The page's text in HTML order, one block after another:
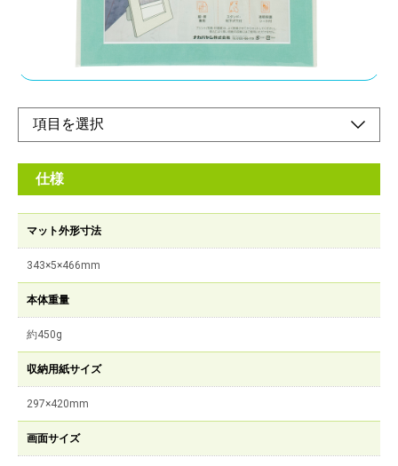
オンラインショップ
仕様
マット外形寸法
343×5×466mm
本体重量
約450g
収納用紙サイズ
297×420mm
画面サイズ